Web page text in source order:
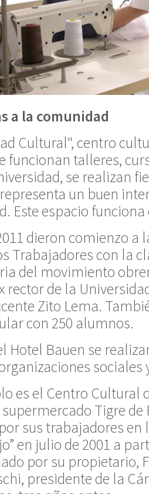
a la comunidad
Cultural", centro
funcionan talleres,
se realizan
un buen
Este espacio funciona
dieron comienzo a
Trabajadores con la
del movimiento
rector de la
Zito Lema.
con 250 alumnos.
Hotel Bauen se
sociales
es el Centro Cultural
Tigre de
sus trabajadores en
en julio de 2001 a
por su propietario,
presidente de la